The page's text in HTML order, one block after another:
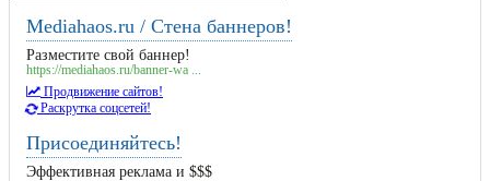
Mediahaos.ru / Стена баннеров!
Разместите свой баннер!
https://mediahaos.ru/banner-wa ...
Продвижение сайтов!
Раскрутка соцсетей!
Присоединяйтесь!
Эффективная реклама и $$$